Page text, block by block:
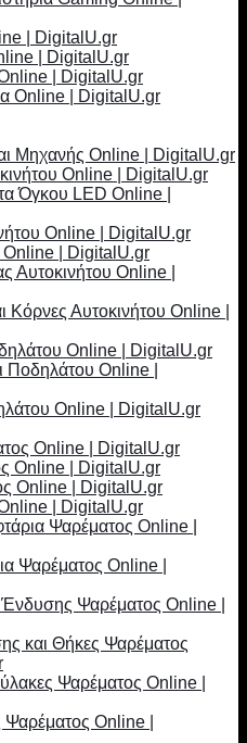
| DigitalU.gr
| DigitalU.gr
| DigitalU.gr
Online | DigitalU.gr
Μηχανής Online | DigitalU.gr
Online | DigitalU.gr
Όγκου LED Online |
Online | DigitalU.gr
Online | DigitalU.gr
Αυτοκινήτου Online |
Κόρνες Αυτοκινήτου Online |
Online | DigitalU.gr
Ποδηλάτου Online |
Online | DigitalU.gr
Online | DigitalU.gr
Online | DigitalU.gr
Online | DigitalU.gr
| DigitalU.gr
Ψαρέματος Online |
Ψαρέματος Online |
Ένδυσης Ψαρέματος Online |
και Θήκες Ψαρέματος
Ψαρέματος Online |
Ψαρέματος Online |